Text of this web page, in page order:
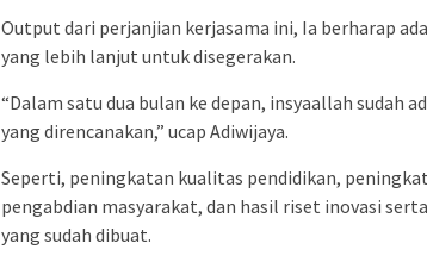
Output dari perjanjian kerjasama ini, Ia berharap
yang lebih lanjut untuk disegerakan.
“Dalam satu dua bulan ke depan, insyaallah sudah
yang direncanakan,” ucap Adiwijaya.
Seperti, peningkatan kualitas pendidikan,
pengabdian masyarakat, dan hasil riset inovasi
yang sudah dibuat.